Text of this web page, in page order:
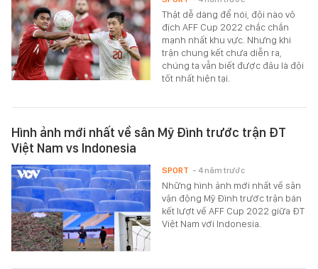
Thật dễ dàng để nói, đội nào vô
địch AFF Cup 2022 chắc chắn
mạnh nhất khu vực. Nhưng khi
trận chung kết chưa diễn ra,
chúng ta vẫn biết được đâu là đội
tốt nhất hiện tại.
Hình ảnh mới nhất về sân Mỹ Đình trước trận ĐT
Việt Nam vs Indonesia
Những hình ảnh mới nhất về sân
vận động Mỹ Đình trước trận bán
kết lượt về AFF Cup 2022 giữa ĐT
Việt Nam với Indonesia.
SPORT - 4 năm trước